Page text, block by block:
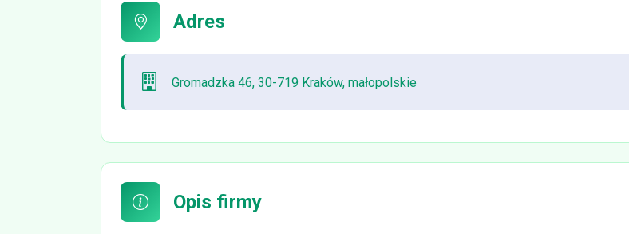
Adres
Gromadzka 46, 30-719 Kraków, małopolskie
Opis firmy